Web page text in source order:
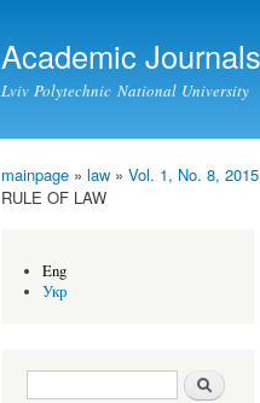
Academic
Lviv Polytechnic National University
You are here
mainpage » law » Vol. 1, No. 8, 2015
RULE OF LAW
Eng
Укр
Search form Search